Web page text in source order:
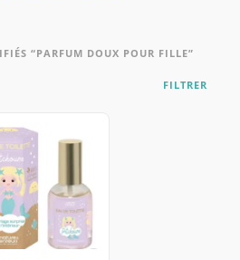
“PARFUM DOUX POUR FILLE”
FILTRER